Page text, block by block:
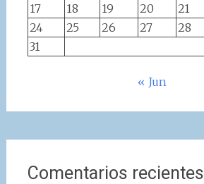
17
18 19 20 21
24
25 26 27 28
31
« Jun
Comentarios recientes